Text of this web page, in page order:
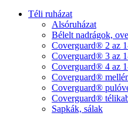
Téli ruházat
Alsóruházat
Bélelt nadrágok,
Coverguard® 2 az
Coverguard® 3 az
Coverguard® 4 az
Coverguard®
Coverguard®
Coverguard®
Sapkák, sálak